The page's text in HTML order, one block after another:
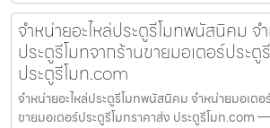
จำหน่ายอะไหล่ประตูรีโมทพนัสนิคม จ
ประตูรีโมทจากร้านขายมอเตอร์ประตู
ประตูรีโมท.com
จำหน่ายอะไหล่ประตูรีโมทพนัสนิคม จำหน่ายมอเตอ
ขายมอเตอร์ประตูรีโมทราคาส่ง ประตูรีโมท.com